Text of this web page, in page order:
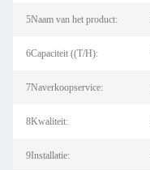
5Naam van het product:
6Capaciteit ((T/H):
7Naverkoopservice:
8Kwaliteit:
9Installatie: